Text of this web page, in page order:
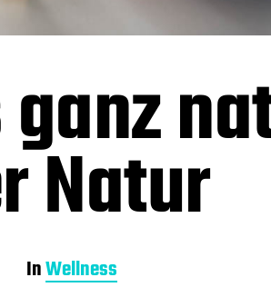
Natur
InWellness